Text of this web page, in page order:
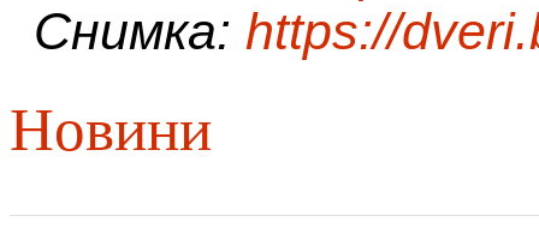
Снимка: https://
Новини